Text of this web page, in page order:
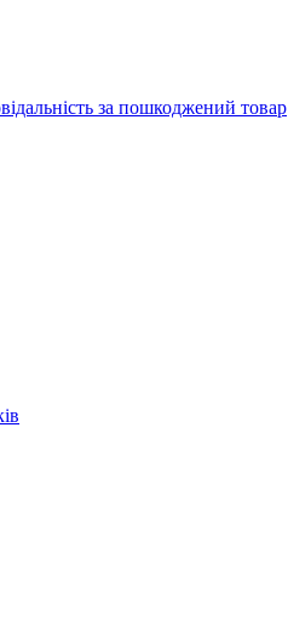
за пошкоджений товар